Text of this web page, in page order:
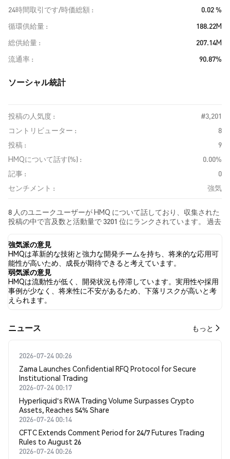
24時間取引です/時価総額
0.02 %
循環供給量
188.22M
総供給量
207.14M
流通率
90.87%
ソーシャル統計
投稿の人気度 :
#3,201
コントリビューター :
8
投稿 :
9
HMQについて話す(%) :
0.00%
記事 :
0
センチメント :
強気
8 人のユニークユーザーが HMQ について話しており、収集された
投稿の中で言及数と活動量で 3201 位にランクされています。 過去
強気 でした。 最後に、HMQ に関するニュース記事が 0 件公開さ
れました。 Twitterでは、0.00% のツイートが強気の感情を示し、
0.00% のツイートが弱気の感情を示しました。 100.00% のツイー
トは HMQ に対して中立的でした。 これらの感情分析は 1 件のツ
イートに基づいています。
強気派の意見
HMQは革新的な技術と強力な開発チームを持ち、将来的な応用可
能性が高いため、成長が期待できると考えています。
弱気派の意見
HMQは流動性が低く、開発状況も停滞しています。実用性や採用
事例が少なく、将来性に不安があるため、下落リスクが高いと考
えられます。
​​ニュース​​ もっと
2026-07-24 00:26
Zama Launches Confidential RFQ Protocol for Secure
Institutional Trading
2026-07-24 00:17
Hyperliquid's RWA Trading Volume Surpasses Crypto
Assets, Reaches 54% Share
2026-07-24 00:14
CFTC Extends Comment Period for 24/7 Futures Trading
Rules to August 26
2026-07-24 00:26